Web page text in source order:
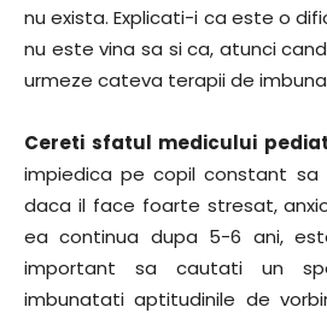
nu exista. Explicati-i ca este o
nu este vina sa si ca, atunci
urmeze cateva terapii de
Cereti sfatul medicului
impiedica pe copil constant sa
daca il face foarte stresat,
ea continua dupa 5-6 ani,
important sa cautati un
imbunatati aptitudinile de